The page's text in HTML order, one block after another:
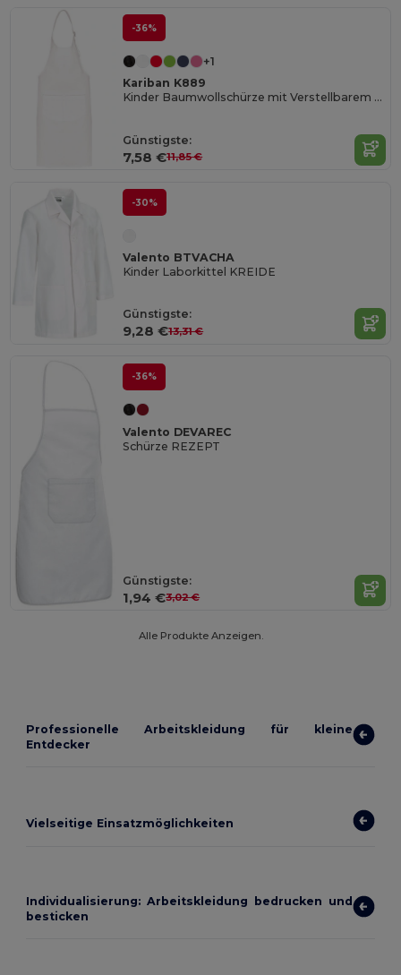
-36%
+1
Kariban K889
Kinder Baumwollschürze mit Verstellbarem Nackengurt
Günstigste:
7,58 €11,85 €
-30%
Valento BTVACHA
Kinder Laborkittel KREIDE
Günstigste:
9,28 €13,31 €
-36%
Valento DEVAREC
Schürze REZEPT
Günstigste:
1,94 €3,02 €
Alle Produkte Anzeigen.
Professionelle Arbeitskleidung für kleine
Entdecker
Vielseitige Einsatzmöglichkeiten
Individualisierung: Arbeitskleidung bedrucken und
besticken